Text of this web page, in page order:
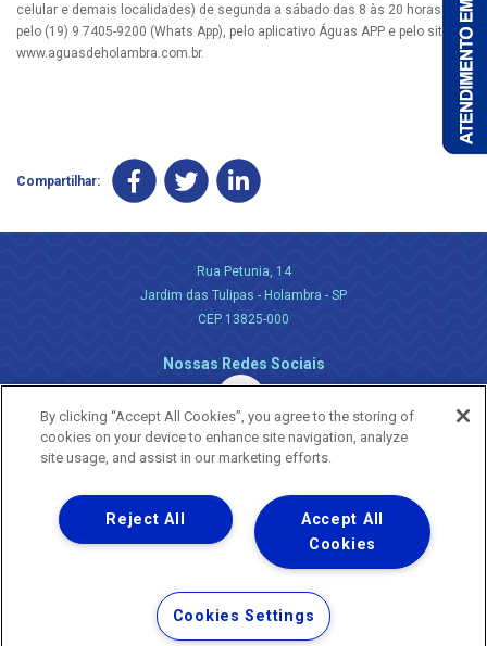
celular e demais localidades) de segunda a sábado das 8 às 20 horas,
pelo (19) 9 7405-9200 (Whats App), pelo aplicativo Águas APP e pelo site
www.aguasdeholambra.com.br.
Compartilhar:
Rua Petunia, 14
Jardim das Tulipas - Holambra - SP
CEP 13825-000
Nossas Redes Sociais
Uma empresa
Copyright ® 2026 - Todos os Direitos Reservados.
Nossa natureza movimenta a vida
Termos Gerais de Uso de Sites e Aplicativos
Política de Privacidade e Proteção de Dados
By clicking “Accept All Cookies”, you agree to the storing of
cookies on your device to enhance site navigation, analyze
site usage, and assist in our marketing efforts.
Accept All
Cookies
Reject All
Cookies Settings